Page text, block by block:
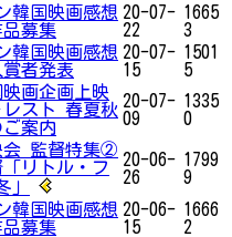
韓国映画感想
募集
20-07-
22
1665
3
韓国映画感想
者発表
20-07-
15
1501
5
映画企画上映
スト 春夏秋
案内
20-07-
09
1335
0
会 監督特集②
リトル・フ
」
20-06-
26
1799
9
韓国映画感想
募集
20-06-
15
1666
2